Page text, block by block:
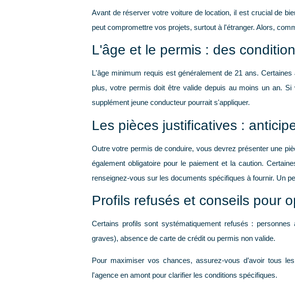
Avant de réserver votre voiture de location, il est crucial de
peut compromettre vos projets, surtout à l'étranger. Alors,
L'âge et le permis : des
L'âge minimum requis est généralement de 21 ans. Certaines
plus, votre permis doit être valide depuis au moins un an. Si
supplément jeune conducteur pourrait s'appliquer.
Les pièces justificatives :
Outre votre permis de conduire, vous devrez présenter une
également obligatoire pour le paiement et la caution.
renseignez-vous sur les documents spécifiques à fournir. Un
Profils refusés et conseils pour
Certains profils sont systématiquement refusés :
graves), absence de carte de crédit ou permis non valide.
Pour maximiser vos chances, assurez-vous d’avoir tous
l'agence en amont pour clarifier les conditions spécifiques.